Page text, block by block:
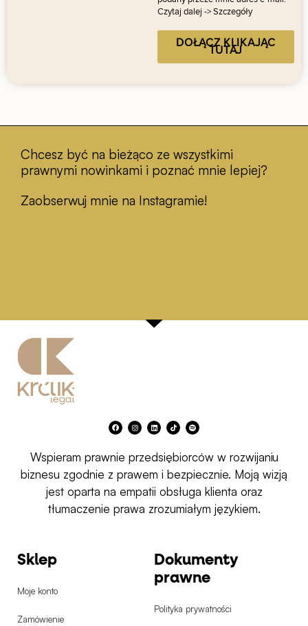
Czytaj dalej -> Szczegóły
DOŁĄCZ KLIKAJĄC
TUTAJ
Chcesz być na bieżąco ze wszystkimi
prawnymi nowinkami i poznać mnie lepiej?
Zaobserwuj mnie na Instagramie!
F
a
c
o
o
I
n
s
g
r
m
L
i
n
d
i
T
i
k
k
S
p
o
f
y
Wspieram prawnie przedsiębiorców w rozwijaniu
biznesu zgodnie z prawem i bezpiecznie. Moją wizją
jest oparta na empatii obsługa klienta oraz
tłumaczenie prawa zrozumiałym językiem.
Sklep
Moje konto
Zamówienie
Dokumenty
prawne
Polityka prywatności